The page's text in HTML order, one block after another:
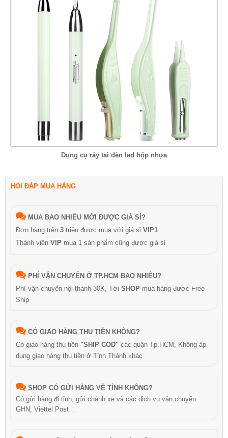
Dụng cụ ráy tai đèn led hộp nhựa
HỎI ĐÁP MUA HÀNG
MUA BAO NHIÊU MỚI ĐƯỢC GIÁ SỈ?
Đơn hàng trên 3 triệu được mua với giá sỉ VIP1
Thành viên VIP mua 1 sản phẩm cũng được giá sỉ
PHÍ VẬN CHUYỂN Ở TP.HCM BAO NHIÊU?
Phí vận chuyển nội thành 30K, Tới SHOP mua hàng được Free
Ship
CÓ GIAO HÀNG THU TIỀN KHÔNG?
Có giao hàng thu tiền "SHIP COD" các quận Tp.HCM, Không áp
dụng giao hàng thu tiền ở Tỉnh Thành khác
SHOP CÓ GỬI HÀNG VỀ TỈNH KHÔNG?
Có gửi hàng đi tỉnh, gửi chành xe và các dịch vụ vận chuyển
GHN, Viettel Post…